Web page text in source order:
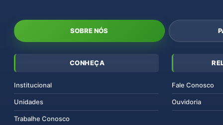
SOBRE NÓS
CONHEÇA
Institucional
Unidades
Trabalhe Conosco
Fale Conosco
Ouvidoria